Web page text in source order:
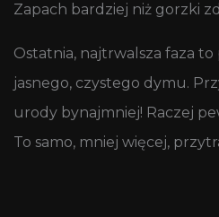
Zapach bardziej niż gorzki
Ostatnia, najtrwalsza faza
jasnego, czystego dymu.
urody bynajmniej! Raczej
To samo, mniej więcej,